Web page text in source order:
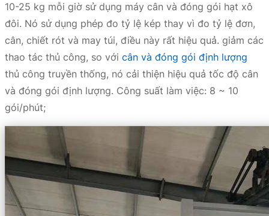
10-25 kg mỗi giờ sử dụng máy cân và đóng gói hạt xô
đôi. Nó sử dụng phép đo tỷ lệ kép thay vì đo tỷ lệ đơn,
cân, chiết rót và may túi, điều này rất hiệu quả. giảm các
thao tác thủ công, so với cân và đóng gói định lượng
thủ công truyền thống, nó cải thiện hiệu quả tốc độ cân
và đóng gói định lượng. Công suất làm việc: 8 ~ 10
gói/phút;